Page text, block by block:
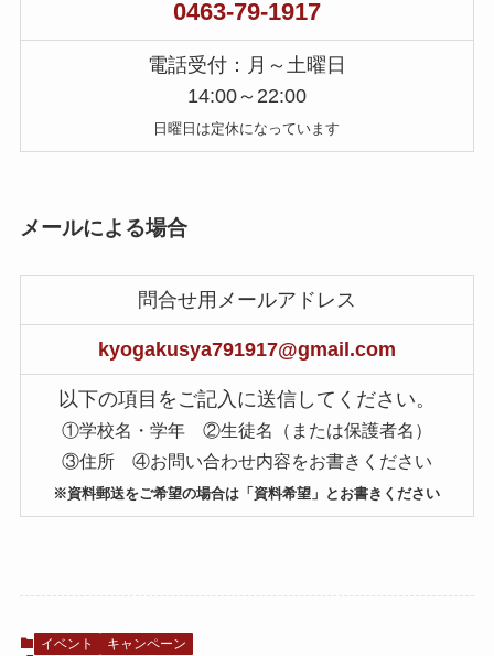
0463-79-1917
電話受付：月～土曜日
14:00～22:00
日曜日は定休になっています
メールによる場合
問合せ用メールアドレス
kyogakusya791917@gmail.com
以下の項目をご記入に送信してください。
①学校名・学年 ②生徒名（または保護者名）
③住所 ④お問い合わせ内容をお書きください
※資料郵送をご希望の場合は「資料希望」とお書きください
イベント キャンペーン